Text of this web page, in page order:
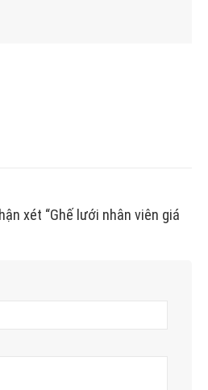
xét “Ghế lưới nhân viên giá